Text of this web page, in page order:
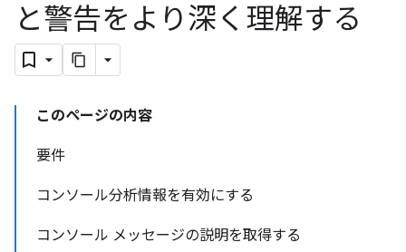
と警告をより深く理解する
このページの内容
要件
コンソール分析情報を有効にする
コンソール メッセージの説明を取得する